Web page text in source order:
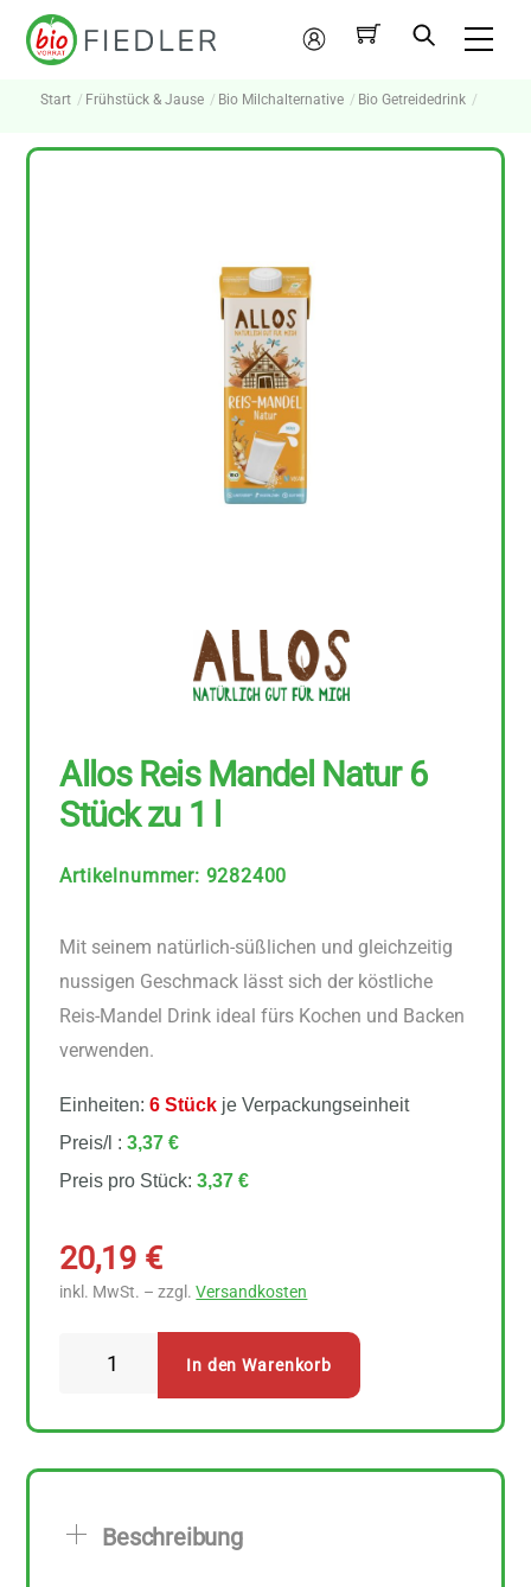
Skip
Mein
Konto
Start Frühstück & Jause Bio Milchalternative Bio Getreidedrink
Allos Reis Mandel Natur 6
Stück zu 1 l
Artikelnummer: 9282400
Mit seinem natürlich-süßlichen und gleichzeitig
nussigen Geschmack lässt sich der köstliche
Reis-Mandel Drink ideal fürs Kochen und Backen
verwenden.
Einheiten:6 Stück je Verpackungseinheit
Preis/l :3,37 €
Preis pro Stück:3,37 €
20,19 €
inkl. MwSt. – zzgl.Versandkosten
Stück
In den Warenkorb
Beschreibung